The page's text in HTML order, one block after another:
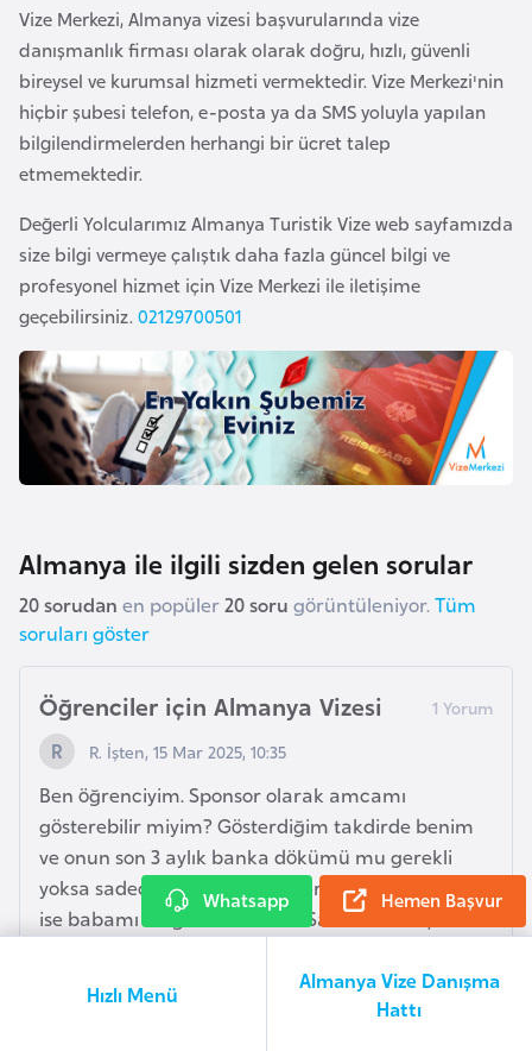
Vize Merkezi, Almanya vizesi başvurularında vize
danışmanlık firması olarak olarak doğru, hızlı, güvenli
bireysel ve kurumsal hizmeti vermektedir. Vize Merkezi'nin
hiçbir şubesi telefon, e-posta ya da SMS yoluyla yapılan
bilgilendirmelerden herhangi bir ücret talep
etmemektedir.
Değerli Yolcularımız Almanya Turistik Vize web sayfamızda
size bilgi vermeye çalıştık daha fazla güncel bilgi ve
profesyonel hizmet için Vize Merkezi ile iletişime
geçebilirsiniz. 02129700501
Almanya ile ilgili sizden gelen sorular
20 sorudan en popüler20 soru görüntüleniyor. Tüm
soruları göster
Öğrenciler için Almanya Vizesi
R. İşten, 15 Mar 2025, 10:35
Ben öğrenciyim. Sponsor olarak amcamı
gösterebilir miyim? Gösterdiğim takdirde benim
ve onun son 3 aylık banka dökümü mu gerekli
yoksa sadece benimki mi? Eğer sadece benimki
ise babamı da gösterebilirim. Sanırım dilekçesi
Cevabı Görüntüle
Hızlı Menü
Almanya Vize Danışma
Hattı
i
t
v
a
n
y
L
ü
k
s
e
m
b
u
g
M
a
a
r
s
t
a
n
Hemen Başvur
Whatsapp